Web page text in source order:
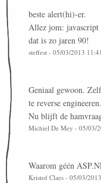
beste alert(hi)-er.
Allez jom: javascript
dat is zo jaren 90!
steffest - 05/03/2013
Geniaal gewoon.
te reverse
Nu blijft de
Michiel De Mey - 05/03/
Waarom géén
Kristof Claes - 05/03/